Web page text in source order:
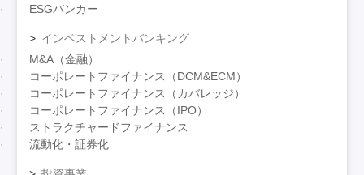
ESGバンカー
インベストメントバンキング
M&A（金融）
コーポレートファイナンス（DCM&ECM）
コーポレートファイナンス（カバレッジ）
コーポレートファイナンス（IPO）
ストラクチャードファイナンス
流動化・証券化